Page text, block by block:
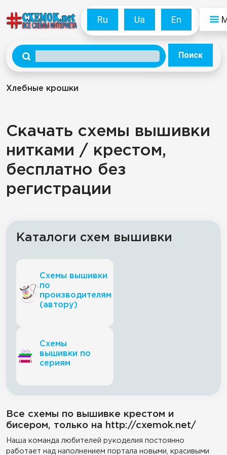
Ru Ua En
Поиск
Хлебные крошки
Скачать схемы вышивки
нитками / крестом,
бесплатно без
регистрации
Каталоги схем вышивки
Схемы вышивки
по
производителям
(автору)
Схемы
вышивки по
сериям
Все схемы по вышивке крестом и
бисером, только на http://cxemok.net/
Наша команда любителей рукоделия постоянно
работает над наполнением портала новыми, красивыми